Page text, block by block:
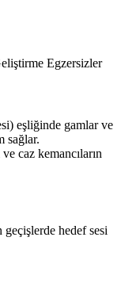
Egzersizler
eşliğinde gamlar ve
sağlar.
caz kemancıların
geçişlerde hedef sesi